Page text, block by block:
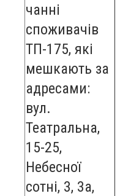
чанні
споживачів
ТП-175, які
мешкають за
адресами:
вул.
Театральна,
15-25,
Небесної
сотні, 3, 3а,